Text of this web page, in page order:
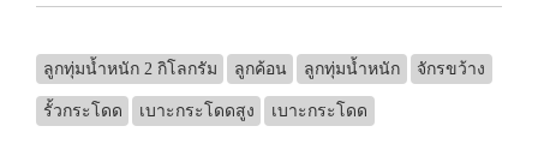
ลูกทุ่มน้ำหนัก 2 กิโลกรัม ลูกค้อน ลูกทุ่มน้ำหนัก จักรขว้าง
รั้วกระโดด เบาะกระโดดสูง เบาะกระโดด